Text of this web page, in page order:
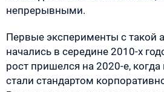
непрерывными.
Первые эксперименты с такой
начались в середине 2010-х
рост пришелся на 2020-е,
стали стандартом